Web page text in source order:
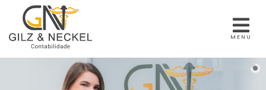
MENU